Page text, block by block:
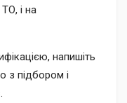
і на
напишіть
з підбором і